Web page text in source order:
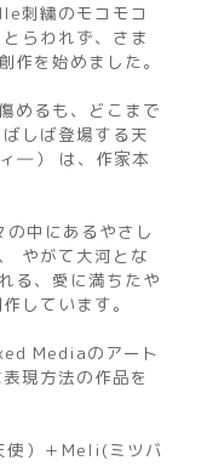
刺繍のモコモコ
らわれず、さま
作を始めました。
めるも、どこまで
しば登場する天
―） は、作家本
の中にあるやさし
やがて大河とな
る、愛に満ちたや
しています。
Mediaのアート
現方法の作品を
）＋Meli(ミツバ